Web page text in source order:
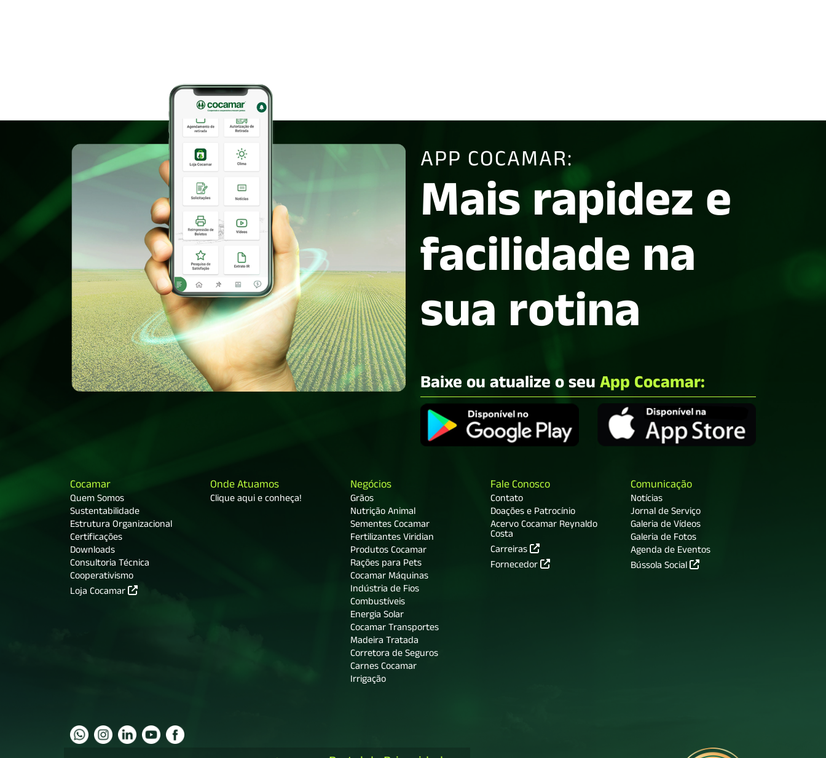
APP COCAMAR:
Mais rapidez e
facilidade na
sua rotina
Baixe ou atualize o seuApp Cocamar:
Cocamar
Quem Somos
Sustentabilidade
Estrutura Organizacional
Certificações
Downloads
Consultoria Técnica
Cooperativismo
Loja Cocamar
Onde Atuamos
Clique aqui e conheça!
Negócios
Grãos
Nutrição Animal
Sementes Cocamar
Fertilizantes Viridian
Produtos Cocamar
Rações para Pets
Cocamar Máquinas
Indústria de Fios
Combustíveis
Energia Solar
Cocamar Transportes
Madeira Tratada
Corretora de Seguros
Carnes Cocamar
Irrigação
Fale Conosco
Contato
Doações e Patrocínio
Acervo Cocamar Reynaldo
Costa
Carreiras
Fornecedor
Comunicação
Notícias
Jornal de Serviço
Galeria de Vídeos
Galeria de Fotos
Agenda de Eventos
Bússola Social